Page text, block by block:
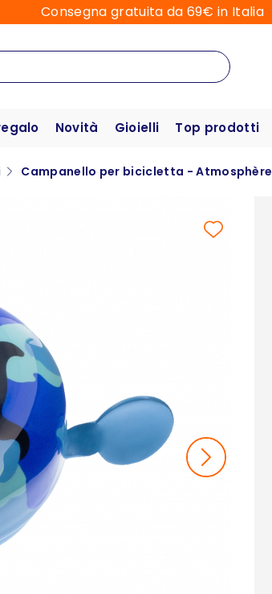
Consegna gratuita da 69€ in Italia
Novità Gioielli Top prodotti
Campanello per bicicletta - Atmosphère